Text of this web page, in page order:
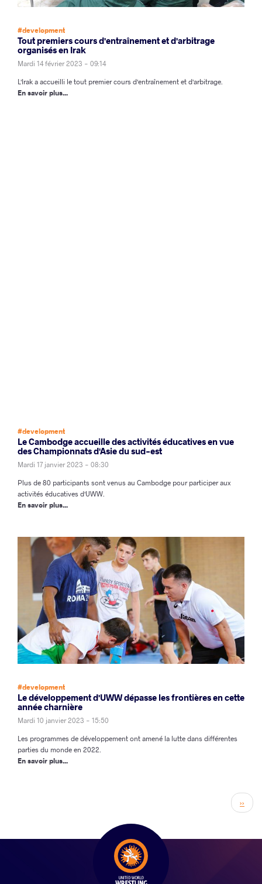
#development
Tout premiers cours d'entraînement et d'arbitrage
organisés en Irak
Mardi 14 février 2023 - 09:14
L'Irak a accueilli le tout premier cours d'entraînement et d'arbitrage.
En savoir plus...
#development
Le Cambodge accueille des activités éducatives en vue
des Championnats d'Asie du sud-est
Mardi 17 janvier 2023 - 08:30
Plus de 80 participants sont venus au Cambodge pour participer aux
activités éducatives d'UWW.
En savoir plus...
#development
Le développement d'UWW dépasse les frontières en cette
année charnière
Mardi 10 janvier 2023 - 15:50
Les programmes de développement ont amené la lutte dans différentes
parties du monde en 2022.
En savoir plus...
Page
››